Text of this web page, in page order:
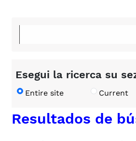
Esegui la ricerca su
Entire site Current
Resultados de